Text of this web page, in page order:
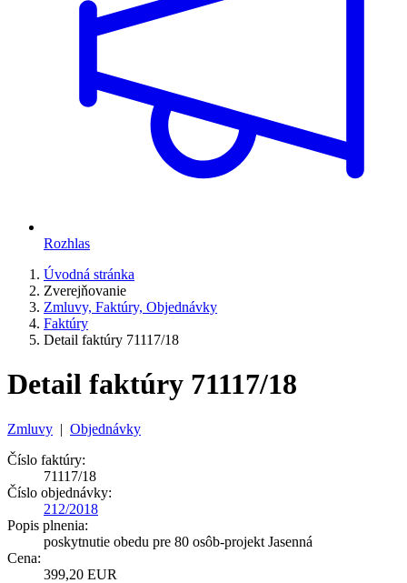
Rozhlas
Úvodná stránka
Zverejňovanie
Zmluvy, Faktúry, Objednávky
Faktúry
Detail faktúry 71117/18
Detail faktúry 71117/18
Zmluvy | Objednávky
Číslo faktúry:
71117/18
Číslo objednávky:
212/2018
Popis plnenia:
poskytnutie obedu pre 80 osôb-projekt Jasenná
Cena:
399,20 EUR